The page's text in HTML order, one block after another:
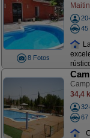
8 Fotos
45
34,4
67